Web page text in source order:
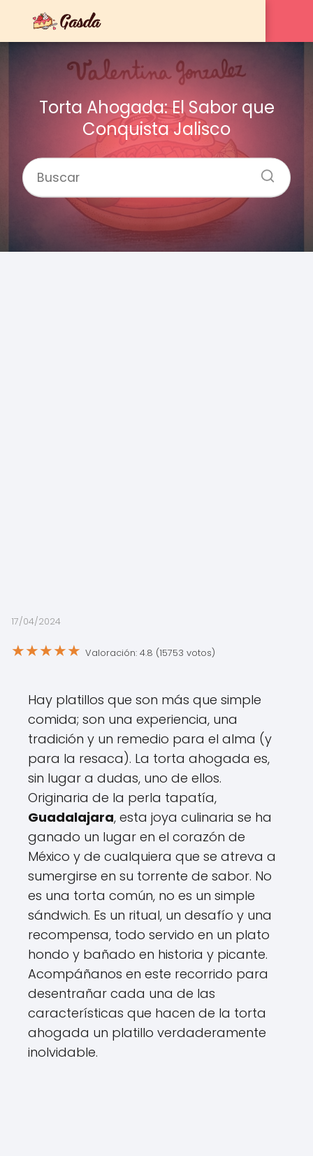
Torta Ahogada: El Sabor que
Conquista Jalisco
17/04/2024
★★★★★ Valoración: 4.8 (15753 votos)
Hay platillos que son más que simple
comida; son una experiencia, una
tradición y un remedio para el alma (y
para la resaca). La torta ahogada es,
sin lugar a dudas, uno de ellos.
Originaria de la perla tapatía,
Guadalajara, esta joya culinaria se ha
ganado un lugar en el corazón de
México y de cualquiera que se atreva a
sumergirse en su torrente de sabor. No
es una torta común, no es un simple
sándwich. Es un ritual, un desafío y una
recompensa, todo servido en un plato
hondo y bañado en historia y picante.
Acompáñanos en este recorrido para
desentrañar cada una de las
características que hacen de la torta
ahogada un platillo verdaderamente
inolvidable.